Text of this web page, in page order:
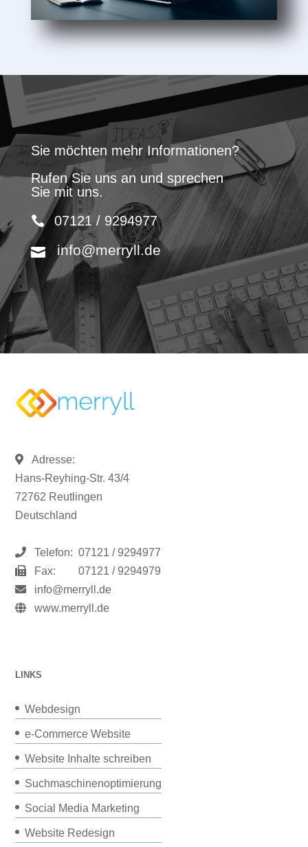
Sie möchten mehr Informationen?
Rufen Sie uns an und sprechen
Sie mit uns.
07121 / 9294977
info@merryll.de
Adresse:
Hans-Reyhing-Str. 43/4
72762 Reutlingen
Deutschland
Telefon: 07121 / 9294977
Fax:
07121 / 9294979
info@merryll.de
www.merryll.de
LINKS
Webdesign
e-Commerce Website
Website Inhalte schreiben
Suchmaschinenoptimierung
Social Media Marketing
Website Redesign